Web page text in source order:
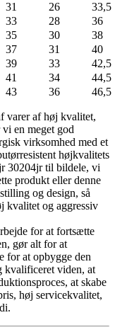
31 26
33,5
33 28
36
35 30
38
37 31
40
39 33
42,5
41 34
44,5
43 36 46,5
varer af høj kvalitet,
en meget god
virksomhed med et
højkvalitets
30204jr til bildele, vi
produkt eller denne
og design, så
kvalitet og aggressiv
for at fortsætte
gør alt for at
for at opbygge den
kvalificeret viden, at
at skabe
høj servicekvalitet,